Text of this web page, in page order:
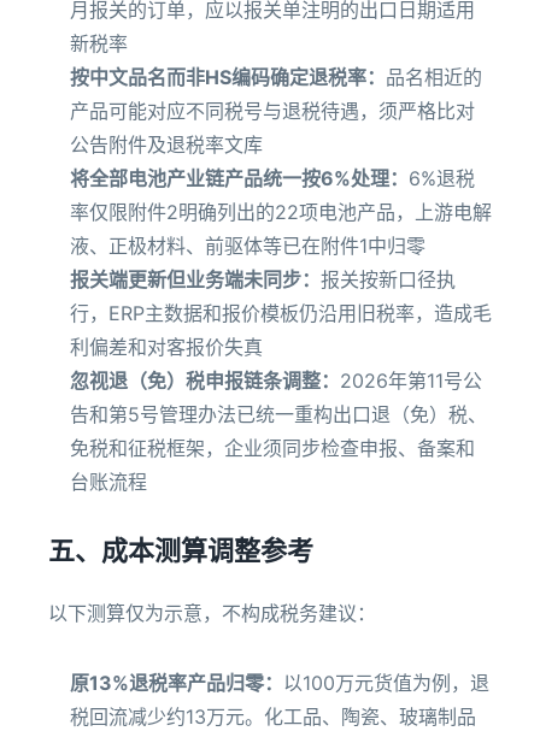
月报关的订单，应以报关单注明的出口日期适用
新税率
按中文品名而非HS编码确定退税率： 品名相近的
产品可能对应不同税号与退税待遇，须严格比对
公告附件及退税率文库
将全部电池产业链产品统一按6%处理： 6%退税
率仅限附件2明确列出的22项电池产品，上游电解
液、正极材料、前驱体等已在附件1中归零
报关端更新但业务端未同步： 报关按新口径执
行，ERP主数据和报价模板仍沿用旧税率，造成毛
利偏差和对客报价失真
忽视退（免）税申报链条调整： 2026年第11号公
告和第5号管理办法已统一重构出口退（免）税、
免税和征税框架，企业须同步检查申报、备案和
台账流程
五、成本测算调整参考
以下测算仅为示意，不构成税务建议：
原13%退税率产品归零： 以100万元货值为例，退
税回流减少约13万元。化工品、陶瓷、玻璃制品